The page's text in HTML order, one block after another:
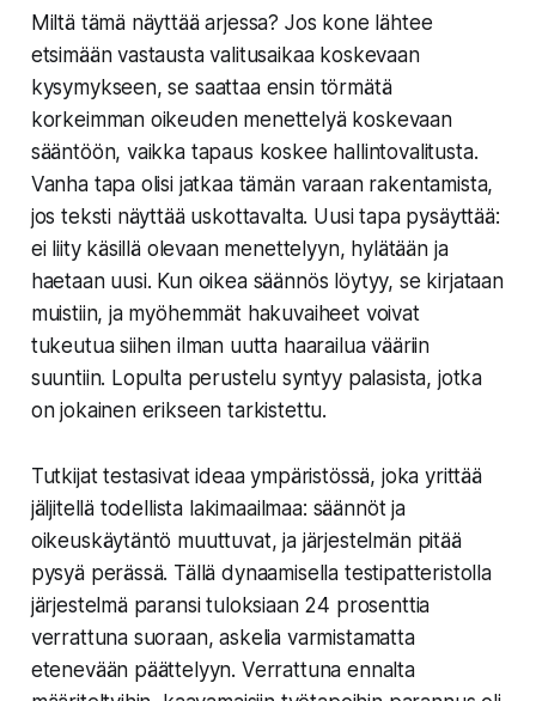
Miltä tämä näyttää arjessa? Jos kone lähtee
etsimään vastausta valitusaikaa koskevaan
kysymykseen, se saattaa ensin törmätä
korkeimman oikeuden menettelyä koskevaan
sääntöön, vaikka tapaus koskee hallintovalitusta.
Vanha tapa olisi jatkaa tämän varaan rakentamista,
jos teksti näyttää uskottavalta. Uusi tapa pysäyttää:
ei liity käsillä olevaan menettelyyn, hylätään ja
haetaan uusi. Kun oikea säännös löytyy, se kirjataan
muistiin, ja myöhemmät hakuvaiheet voivat
tukeutua siihen ilman uutta haarailua vääriin
suuntiin. Lopulta perustelu syntyy palasista, jotka
on jokainen erikseen tarkistettu.
Tutkijat testasivat ideaa ympäristössä, joka yrittää
jäljitellä todellista lakimaailmaa: säännöt ja
oikeuskäytäntö muuttuvat, ja järjestelmän pitää
pysyä perässä. Tällä dynaamisella testipatteristolla
järjestelmä paransi tuloksiaan 24 prosenttia
verrattuna suoraan, askelia varmistamatta
etenevään päättelyyn. Verrattuna ennalta